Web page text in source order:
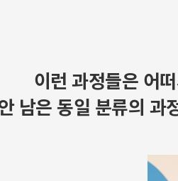
이런 과정들은 어
남은 동일 분류의 과